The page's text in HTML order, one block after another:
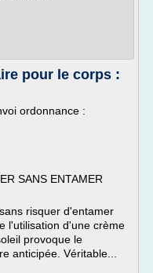
pour le corps :
ordonnance :
SANS ENTAMER
risquer d'entamer
l'utilisation d'une crème
provoque le
anticipée. Véritable...